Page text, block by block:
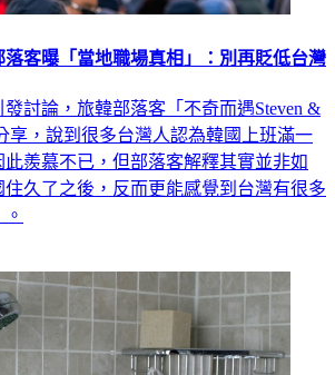
客曝「當地職場真相」：別再貶低台灣
討論，旅韓部落客「不奇而遇Steven &
享，說到很多台灣人認為韓國上班滿一
羨慕不已，但部落客解釋其實並非如
住久了之後，反而更能感覺到台灣有很多